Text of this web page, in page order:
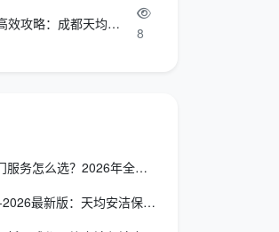
日常保洁2小时高效攻略：成都天均安洁保洁专业时间管理方案
8
成都家政日常清洁上门服务怎么选？2026年全攻略来了，照着做
成都保洁价格表2025-2026最新版：天均安洁保洁专业服务